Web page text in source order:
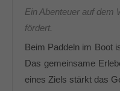
+44 1234 567 890
Drop us a line
About us
Ein Abenteuer auf dem
fördert.
Beim Paddeln im Boot
Das gemeinsame
eines Ziels stärkt das